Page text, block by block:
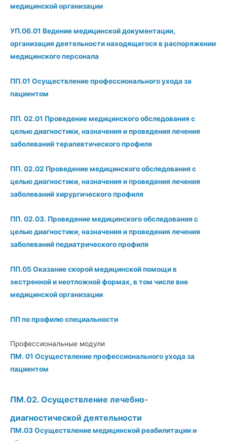
медицинской организации
УП.06.01 Ведение медицинской документации,
организация деятельности находящегося в распоряжении
медицинского персонала
ПП.01 Осуществление профессионального ухода за
пациентом
ПП. 02.01 Проведение медицинского обследования с
целью диагностики, назначения и проведения лечения
заболеваний терапевтического профиля
ПП. 02.02 Проведение медицинского обследования с
целью диагностики, назначения и проведения лечения
заболеваний хирургического профиля
ПП. 02.03. Проведение медицинского обследования с
целью диагностики, назначения и проведения лечения
заболеваний педиатрического профиля
ПП.05 Оказание скорой медицинской помощи в
экстренной и неотложной формах, в том числе вне
медицинской организации
ПП по профилю специальности
Профессиональные модули
ПМ. 01 Осуществление профессионального ухода за
пациентом
ПМ.02. Осуществление лечебно-
диагностической деятельности
ПМ.03 Осуществление медицинской реабилитации и